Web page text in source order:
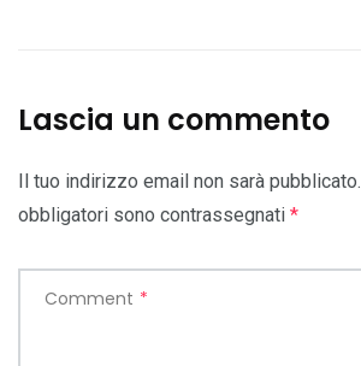
Lascia un commento
Il tuo indirizzo email non sarà pubblicato.
obbligatori sono contrassegnati *
Comment *